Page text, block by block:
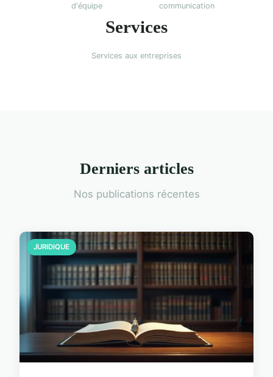
d'équipe
communication
Services
Services aux entreprises
Derniers articles
Nos publications récentes
JURIDIQUE